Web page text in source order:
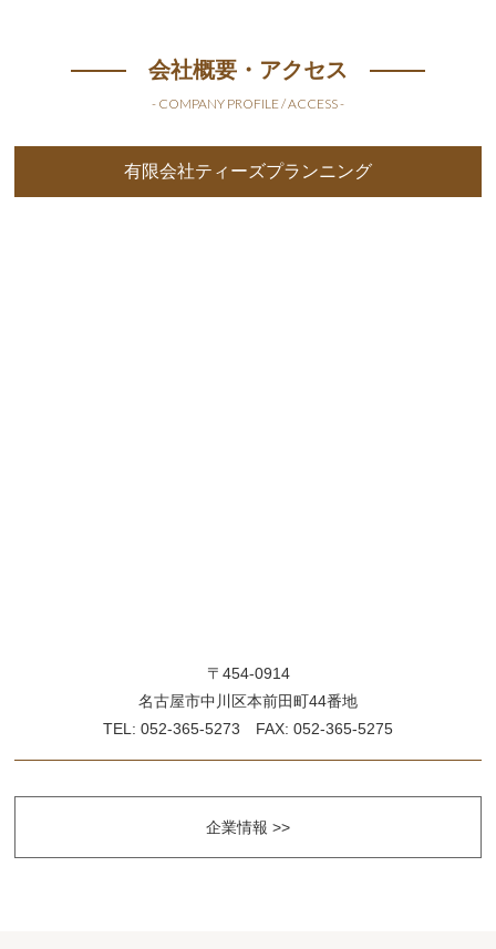
会社概要・アクセス
- COMPANY PROFILE / ACCESS -
有限会社ティーズプランニング
〒454-0914
名古屋市中川区本前田町44番地
TEL: 052-365-5273 FAX: 052-365-5275
企業情報 >>